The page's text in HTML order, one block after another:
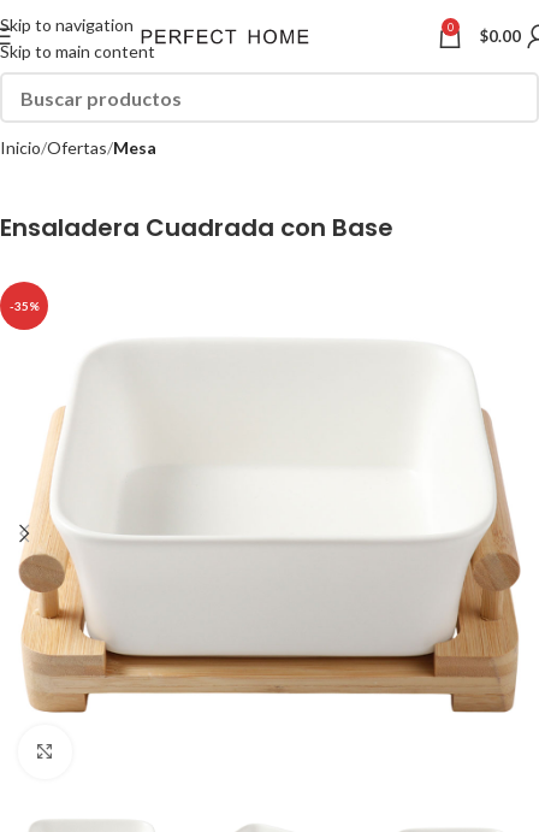
Skip to navigation
Skip to main content
0 $0.00
Inicio Ofertas Mesa
Ensaladera Cuadrada con Base
-35%